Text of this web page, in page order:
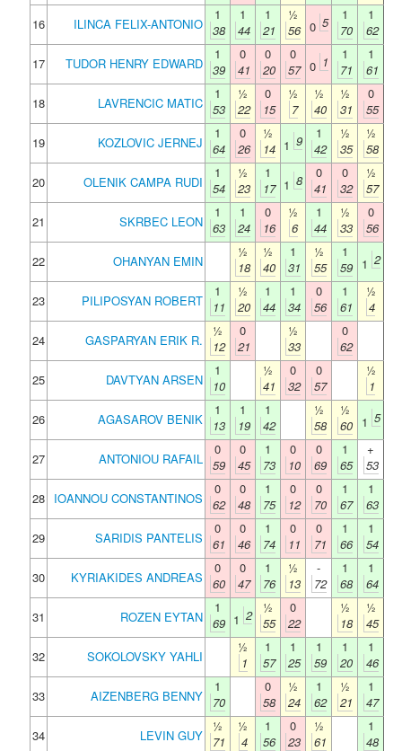
16
ILINCA FELIX-ANTONIO
1
38
1
44
1
21
½
56 0 5
1
70
1
62
17
TUDOR HENRY EDWARD
1
39
0
41
0
20
0
57 0 1
1
71
1
61
18
LAVRENCIC MATIC
1
53
½
22
0
15
½
7
½
40
½
31
0
55
19
KOZLOVIC JERNEJ
1
64
0
26
½
14 1 9
1
42
½
35
½
58
20
OLENIK CAMPA RUDI
1
54
½
23
1
17 1 8
0
41
0
32
½
57
21
SKRBEC LEON
1
63
1
24
0
16
½
6
1
44
½
33
0
56
22
OHANYAN EMIN
½
18
½
40
1
31
½
55
1
59
1 2
23 PILIPOSYAN ROBERT
1
11
½
20
1
44
1
34
0
56
1
61
½
4
24
GASPARYAN ERIK R.
½
12
0
21
½
33
0
62
25
DAVTYAN ARSEN
1
10
½
41
0
32
0
57
½
1
26
AGASAROV BENIK
1
13
1
19
1
42
½
58
½
60
1 5
27 ANTONIOU RAFAIL
0
59
0
45
1
73
0
10
0
69
1
65
+
53
28 IOANNOU CONSTANTINOS
0
62
0
48
1
75
0
12
0
70
1
67
1
63
29
SARIDIS PANTELIS
0
61
0
46
1
74
0
11
0
71
1
66
1
54
30
KYRIAKIDES ANDREAS
0
60
0
47
1
76
½
13
-
72
1
68
1
64
31
ROZEN EYTAN
1
69 1 2
½
55
0
22
½
18
½
45
32
SOKOLOVSKY YAHLI
½
1
1
57
1
25
1
59
1
20
1
46
33
AIZENBERG BENNY
1
70
0
58
½
24
1
62
½
21
1
47
34
LEVIN GUY
½
71
½
4
1
56
0
23
½
61
1
48